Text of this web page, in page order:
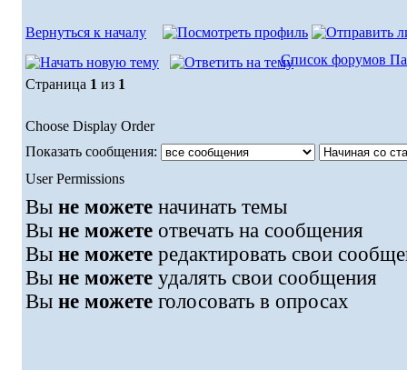
Вернуться к началу
Список форумов
Страница 1 из 1
Choose Display Order
Показать сообщения:
User Permissions
Вы не можете начинать темы
Вы не можете отвечать на сообщения
Вы не можете редактировать свои
Вы не можете удалять свои сообщения
Вы не можете голосовать в опросах